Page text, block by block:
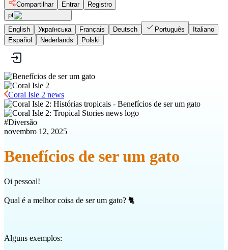
Compartilhar
Entrar
Registro
pt
English
Українська Français Deutsch Português
Italiano
Español
Nederlands Polski
Coral Isle 2 news
#Diversão
novembro 12, 2025
Benefícios de ser um gato
Oi pessoal!
Qual é a melhor coisa de ser um gato? 🐈
Alguns exemplos: